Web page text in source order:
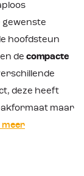
gewenste
hoofdsteun
de compacte
deze heeft
maar
meer